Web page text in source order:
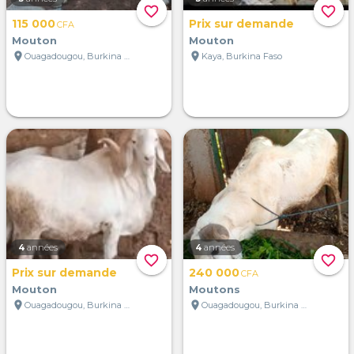
favorite_border
115 000CFA
Mouton
location_on
Ouagadougou, Burkina Faso
favorite_border
Prix sur demande
Mouton
location_on Kaya, Burkina Faso
favorite_border
4 années
Prix sur demande
Mouton
location_on
Ouagadougou, Burkina Faso
favorite_border
4 années
240 000CFA
Moutons
location_on
Ouagadougou, Burkina Faso